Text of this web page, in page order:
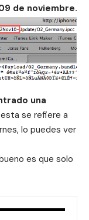
de noviembre.
una
esta se refiere a
lo puedes ver
es que solo